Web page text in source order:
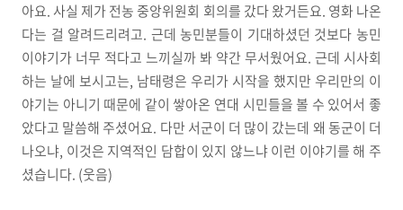
아요. 사실 제가 전농 중앙위원회 회의를 갔다 왔거든요. 영화 나온
다는 걸 알려드리려고. 근데 농민분들이 기대하셨던 것보다 농민
이야기가 너무 적다고 느끼실까 봐 약간 무서웠어요. 근데 시사회
하는 날에 보시고는, 남태령은 우리가 시작을 했지만 우리만의 이
야기는 아니기 때문에 같이 쌓아온 연대 시민들을 볼 수 있어서 좋
았다고 말씀해 주셨어요. 다만 서군이 더 많이 갔는데 왜 동군이 더
나오냐, 이것은 지역적인 담합이 있지 않느냐 이런 이야기를 해 주
셨습니다. (웃음)